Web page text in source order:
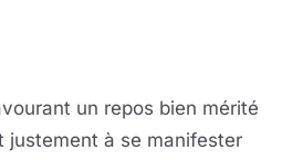
un repos bien mérité
à se manifester